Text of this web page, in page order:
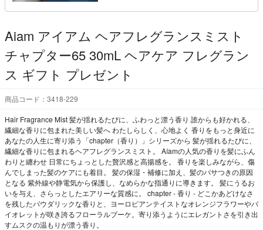
Aiam アイアム ヘアフレグランスミスト
チャプター65 30mL ヘアケア フレグラン
ス ギフト プレゼント
商品コード：3418-229
Hair Fragrance Mist 髪が揺れるたびに、ふわっと漂う香り 誰からも好かれる、
繊細な香りに包まれた美しい髪へ わたしらしく、心地よく 香りをもっと身近に
あなたの人生に寄り添う「chapter（香り）」シリーズから ⁡髪が揺れるたびに、
繊細な香りに包まれるヘアフレグランスミスト。 Aíamの人気の香りを髪にふん
わりと纏わせ 日常にちょっとした贅沢感と高揚感を。 香りを楽しみながら、傷
んでしまった髪のケアにも着目。 髪の保湿・補修に加え、髪のパサつきの原因
となる 紫外線や静電気から保護し、なめらかな指通りに導きます。 髪にうるお
いを与え、さらっとしたエアリーな質感に。 chapter - 香り - どこかあどけなさ
を残したパウダリックな香りと、ヨーロピアンテイストなオレンジフラワーやバ
イオレットが咲き誇るフローラルブーケ。寄り添うようにエレガントさを引き出
すムスクの温もりが漂う香り。